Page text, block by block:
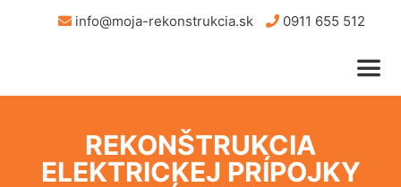
info@moja-rekonstrukcia.sk 0911 655 512
REKONŠTRUKCIA
ELEKTRICKEJ PRÍPOJKY